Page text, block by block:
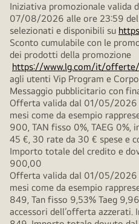
Iniziativa promozionale valida
07/08/2026 alle ore 23:59
selezionati e disponibili su
Sconto cumulabile con le
dei prodotti della promozione
https://www.lg.com/it/
agli utenti Vip Program e
Messaggio pubblicitario con
Offerta valida dal 01/05/
mesi come da esempio
900, TAN fisso 0%, TAEG 0%,
45 €, 30 rate da 30 € spese e
Importo totale del credito e
900,00
Offerta valida dal 01/05/
mesi come da esempio
849, Tan fisso 9,53% Taeg
accessori dell’offerta